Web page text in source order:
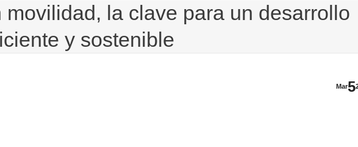
la clave para un desarrollo
y sostenible
Mar5